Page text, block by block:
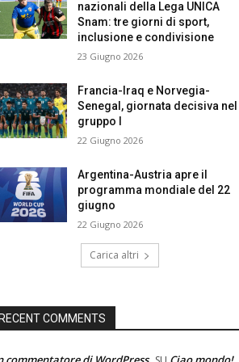
nazionali della Lega UNICA
Snam: tre giorni di sport,
inclusione e condivisione
23 Giugno 2026
Francia-Iraq e Norvegia-
Senegal, giornata decisiva nel
gruppo I
22 Giugno 2026
Argentina-Austria apre il
programma mondiale del 22
giugno
22 Giugno 2026
Carica altri
COMMENTS